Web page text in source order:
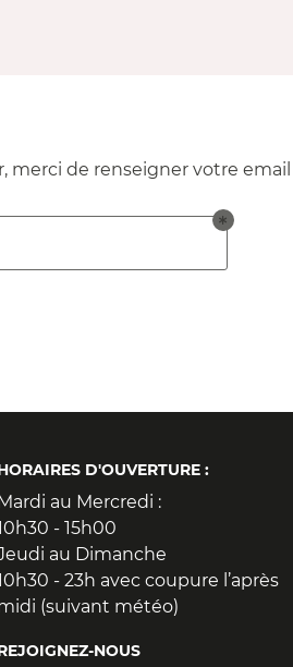
moment
de renseigner votre email
D'OUVERTURE :
au Mercredi :
- 15h00
au Dimanche
- 23h avec coupure l’après
(suivant météo)
NOUS